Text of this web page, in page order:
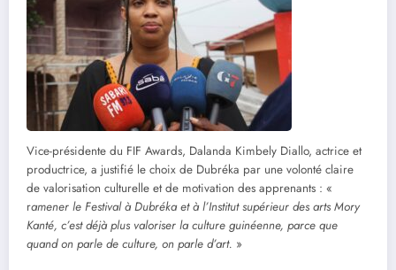
Vice-présidente du FIF Awards, Dalanda Kimbely Diallo, actrice et
productrice, a justifié le choix de Dubréka par une volonté claire
de valorisation culturelle et de motivation des apprenants : «
ramener le Festival à Dubréka et à l’Institut supérieur des arts Mory
Kanté, c’est déjà plus valoriser la culture guinéenne, parce que
quand on parle de culture, on parle d’art. »